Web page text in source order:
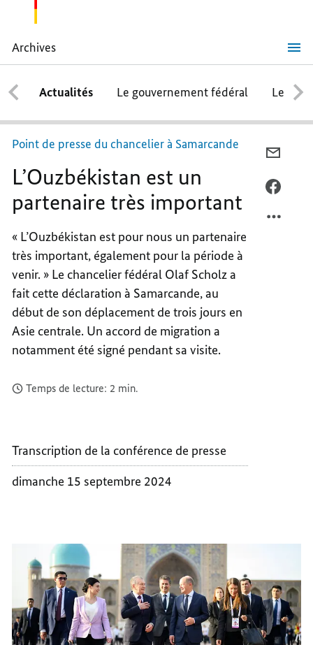
Archives
L’Ouzbékistan
est
un
partenaire
très
important
Actualités Le gouvernement fédéral Le
Point de presse du chancelier à Samarcande
L’Ouzbékistan est un
partenaire très important
« L’Ouzbékistan est pour nous un partenaire
très important, également pour la période à
venir. » Le chancelier fédéral Olaf Scholz a
fait cette déclaration à Samarcande, au
début de son déplacement de trois jours en
Asie centrale. Un accord de migration a
notamment été signé pendant sa visite.
Temps de lecture: 2 min.
Transcription de la conférence de presse
dimanche 15 septembre 2024